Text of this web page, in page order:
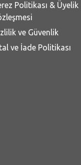
Politikası & Üyelik
ve Güvenlik
ve İade Politikası